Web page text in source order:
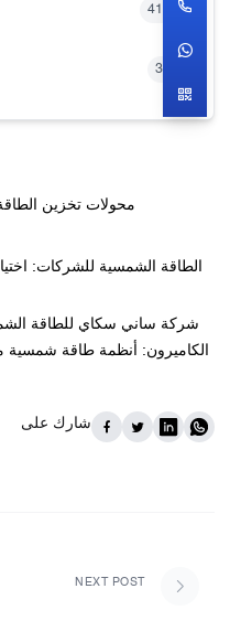
416
33
محولات تخزين
الطاقة الشمسية للشركات:
شركة ساني سكاي للطاقة
الكاميرون: أنظمة طاقة شمسية
شارك على
NEXT POST